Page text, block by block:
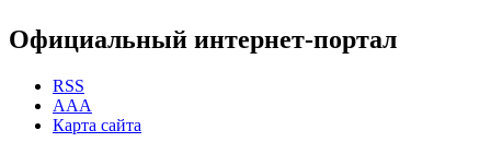
Официальный интернет-портал
RSS
AAA
Карта сайта